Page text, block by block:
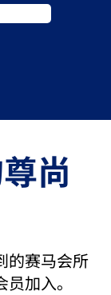
尚
的赛马会所
加入。